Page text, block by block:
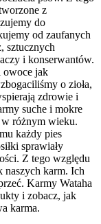
z
do
od zaufanych
sztucznych
i konserwantów.
owoce jak
o zioła,
zdrowie i
suche i mokre
różnym wieku.
każdy pies
sprawiały
Z tego względu
naszych karm. Ich
Karmy Wataha
i zobacz, jak
karma.